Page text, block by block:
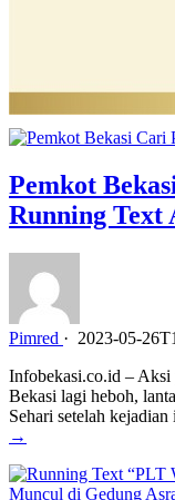
Pemkot
Running Text
Pimred · 2023-05-
Infobekasi.co.id – Aksi
Bekasi lagi heboh,
Sehari setelah
→